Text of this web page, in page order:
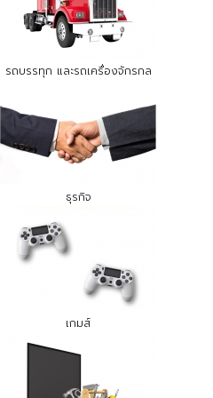
รถบรรทุก และรถเครื่องจักรกล
ธุรกิจ
เกมส์